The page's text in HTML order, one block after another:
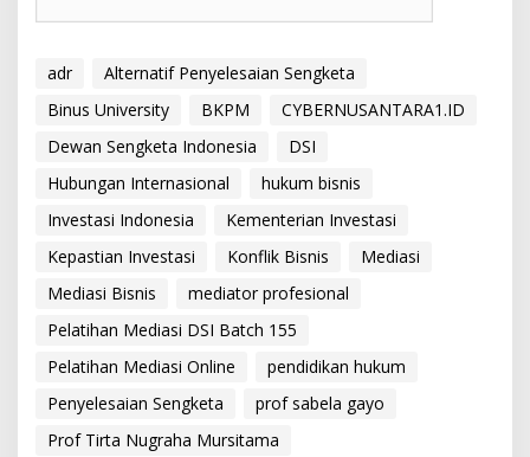
adr
Alternatif Penyelesaian Sengketa
Binus University
BKPM
CYBERNUSANTARA1.ID
Dewan Sengketa Indonesia
DSI
Hubungan Internasional
hukum bisnis
Investasi Indonesia
Kementerian Investasi
Kepastian Investasi
Konflik Bisnis
Mediasi
Mediasi Bisnis
mediator profesional
Pelatihan Mediasi DSI Batch 155
Pelatihan Mediasi Online
pendidikan hukum
Penyelesaian Sengketa
prof sabela gayo
Prof Tirta Nugraha Mursitama